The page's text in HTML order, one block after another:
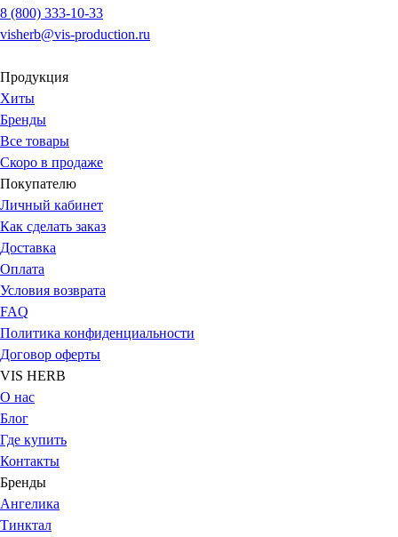
8 (800) 333-10-33
visherb@vis-production.ru
Продукция
Хиты
Бренды
Все товары
Скоро в продаже
Покупателю
Личный кабинет
Как сделать заказ
Доставка
Оплата
Условия возврата
FAQ
Политика конфиденциальности
Договор оферты
VIS HERB
О нас
Блог
Где купить
Контакты
Бренды
Ангелика
Тинктал